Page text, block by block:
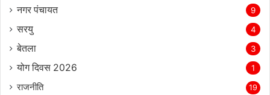
नगर पंचायत 9
सरयु 4
बेतला 3
योग दिवस 2026 1
राजनीति 19